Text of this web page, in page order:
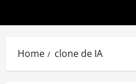
Home clone de IA